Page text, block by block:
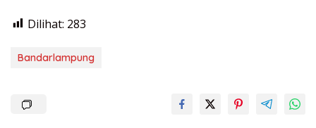
Dilihat: 283
Bandarlampung